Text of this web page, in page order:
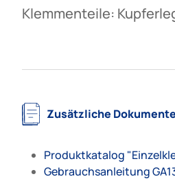
Klemmenteile:
Zusätzliche Dokumente
Produktkatalog
Gebrauchsanleitung